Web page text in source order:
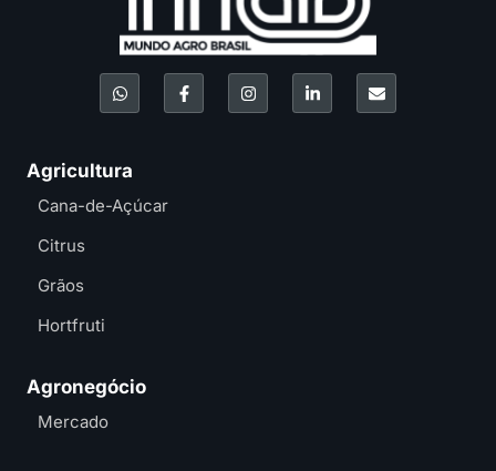
Agricultura
Cana-de-Açúcar
Citrus
Grãos
Hortfruti
Agronegócio
Mercado